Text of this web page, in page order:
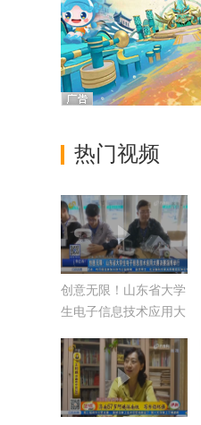
热门视频
创意无限！山东省大学
生电子信息技术应用大